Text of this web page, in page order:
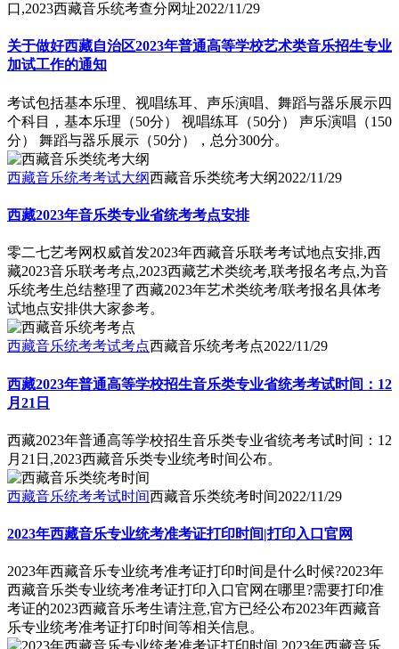
口,2023西藏音乐统考查分网址2022/11/29
关于做好西藏自治区2023年普通高等学校艺术类音乐招生专业
加试工作的通知
考试包括基本乐理、视唱练耳、声乐演唱、舞蹈与器乐展示四
个科目，基本乐理（50分） 视唱练耳（50分） 声乐演唱（150
分） 舞蹈与器乐展示（50分），总分300分。
西藏音乐统考考试大纲西藏音乐类统考大纲2022/11/29
西藏2023年音乐类专业省统考考点安排
零二七艺考网权威首发2023年西藏音乐联考考试地点安排,西
藏2023音乐联考考点,2023西藏艺术类统考,联考报名考点,为音
乐统考生总结整理了西藏2023年艺术类统考/联考报名具体考
试地点安排供大家参考。
西藏音乐统考考试考点西藏音乐统考考点2022/11/29
西藏2023年普通高等学校招生音乐类专业省统考考试时间：12
月21日
西藏2023年普通高等学校招生音乐类专业省统考考试时间：12
月21日,2023西藏音乐类专业统考时间公布。
西藏音乐统考考试时间西藏音乐类统考时间2022/11/29
2023年西藏音乐专业统考准考证打印时间|打印入口官网
2023年西藏音乐专业统考准考证打印时间是什么时候?2023年
西藏音乐类专业统考准考证打印入口官网在哪里?需要打印准
考证的2023西藏音乐考生请注意,官方已经公布2023年西藏音
乐专业统考准考证打印时间等相关信息。